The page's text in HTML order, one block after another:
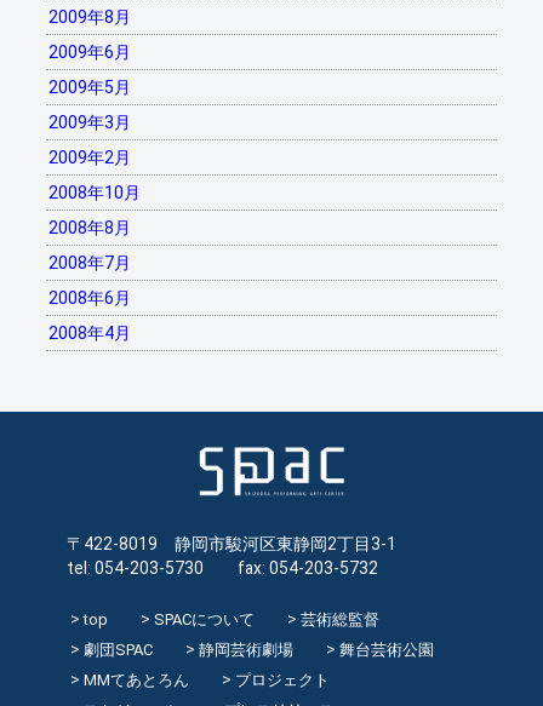
2009年8月
2009年6月
2009年5月
2009年3月
2009年2月
2008年10月
2008年8月
2008年7月
2008年6月
2008年4月
〒422-8019 静岡市駿河区東静岡2丁目3-1
tel: 054-203-5730 fax: 054-203-5732
top SPACについて
芸術総監督
劇団SPAC
静岡芸術劇場
舞台芸術公園
MMてあとろん
プロジェクト